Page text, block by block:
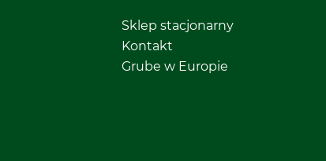
Sklep stacjonarny
Kontakt
Grube w Europie